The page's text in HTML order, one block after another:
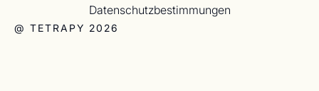
@ TETRAPY 2026
Datenschutzbestimmungen